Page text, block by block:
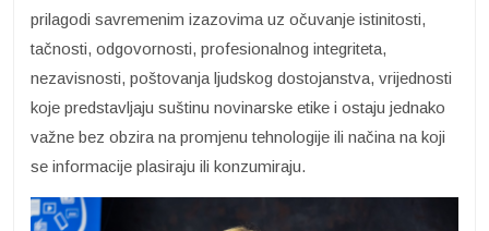
prilagodi savremenim izazovima uz očuvanje istinitosti,
tačnosti, odgovornosti, profesionalnog integriteta,
nezavisnosti, poštovanja ljudskog dostojanstva, vrijednosti
koje predstavljaju suštinu novinarske etike i ostaju jednako
važne bez obzira na promjenu tehnologije ili načina na koji
se informacije plasiraju ili konzumiraju.